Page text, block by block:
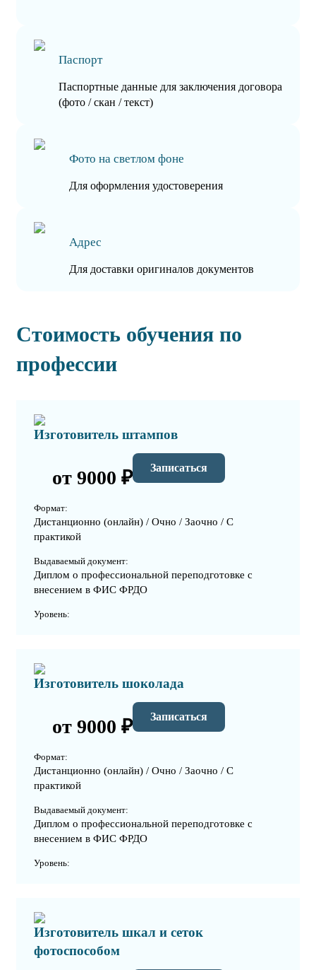
Паспорт
Паспортные данные для заключения договора
(фото / скан / текст)
Фото на светлом фоне
Для оформления удостоверения
Адрес
Для доставки оригиналов документов
Стоимость обучения по
профессии
Изготовитель штампов
от 9000 ₽ Записаться
Формат:
Дистанционно (онлайн) / Очно / Заочно / С
практикой
Выдаваемый документ:
Диплом о профессиональной переподготовке с
внесением в ФИС ФРДО
Уровень:
Изготовитель шоколада
от 9000 ₽ Записаться
Формат:
Дистанционно (онлайн) / Очно / Заочно / С
практикой
Выдаваемый документ:
Диплом о профессиональной переподготовке с
внесением в ФИС ФРДО
Уровень:
Изготовитель шкал и сеток
фотоспособом